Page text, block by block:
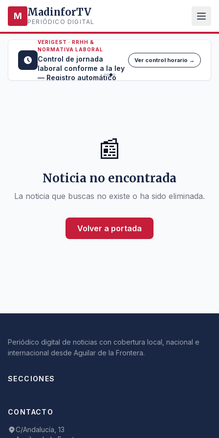
M MadinforTV
PERIÓDICO DIGITAL
VERIGEST · RRHH &
NORMATIVA LABORAL
Control de jornada
laboral conforme a la ley
— Registro automático
Ver control horario →
📰
Noticia no encontrada
La noticia que buscas no existe o ha sido eliminada.
Volver a portada
Periódico digital de noticias con cobertura local, nacional e
internacional desde Aguilar de la Frontera.
SECCIONES
CONTACTO
C/Andalucía, 13